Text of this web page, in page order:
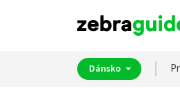
Dánsko